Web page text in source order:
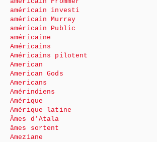
américain investi
américain Murray
américain Public
américaine
Américains
Américains pilotent
American
American Gods
Americans
Amérindiens
Amérique
Amérique latine
Âmes d’Atala
âmes sortent
Ameziane